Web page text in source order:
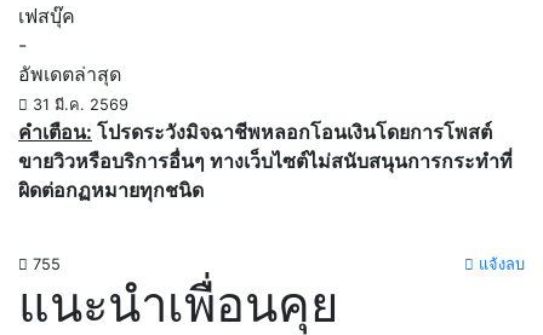
เฟสบุ๊ค
-
อัพเดตล่าสุด
31 มี.ค. 2569
คำเตือน: โปรดระวังมิจฉาชีพหลอกโอนเงินโดยการโพสต์
ขายวิวหรือบริการอื่นๆ ทางเว็บไซต์ไม่สนับสนุนการกระทำที่
ผิดต่อกฏหมายทุกชนิด
755 แจ้งลบ
แนะนำเพื่อนคุย